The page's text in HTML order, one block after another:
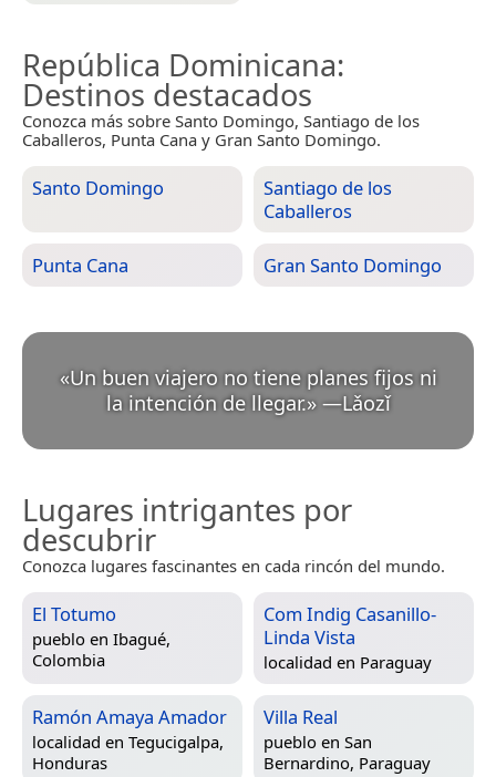
República Dominicana:
Destinos destacados
Conozca más sobre Santo Domingo, Santiago de los
Caballeros, Punta Cana y Gran Santo Domingo.
Santo Domingo
Santiago de los
Caballeros
Punta Cana Gran Santo Domingo
«Un buen viajero no tiene planes fijos ni
la intención de llegar.» —Lǎozǐ
Lugares intrigantes por
descubrir
Conozca lugares fascinantes en cada rincón del mundo.
El Totumo
pueblo en Ibagué,
Colombia
Com Indig Casanillo-
Linda Vista
localidad en Paraguay
Ramón Amaya Amador
localidad en Tegucigalpa,
Honduras
Villa Real
pueblo en San
Bernardino, Paraguay